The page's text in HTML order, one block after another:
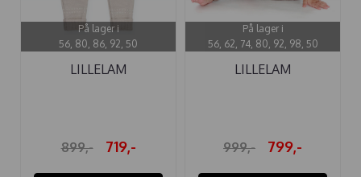
På lager i
56, 80, 86, 92, 50
LILLELAM
899,- 719,-
På lager i
56, 62, 74, 80, 92, 98, 50
LILLELAM
999,- 799,-